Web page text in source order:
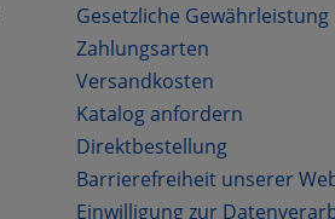
Gesetzliche Gewährleistung
Zahlungsarten
Versandkosten
Katalog anfordern
Direktbestellung
Barrierefreiheit unserer
Einwilligung zur